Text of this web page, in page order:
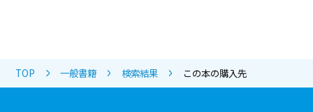
TOP 一般書籍 検索結果 この本の購入先